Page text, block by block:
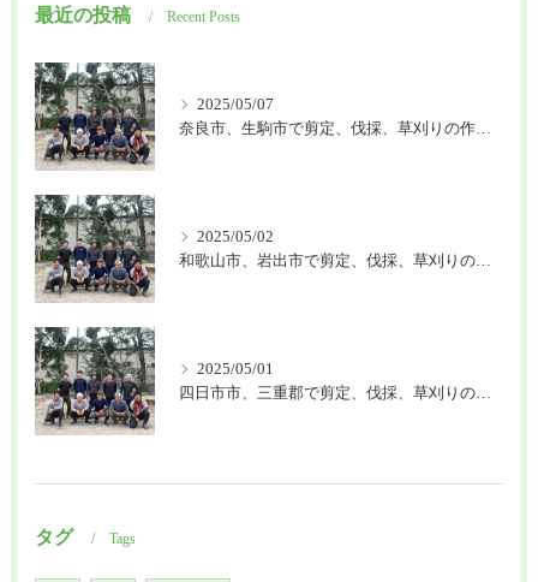
最近の投稿 Recent Posts
2025/05/07
奈良市、生駒市で剪定、伐採、草刈りの作業を頼むなら はなまる造園
2025/05/02
和歌山市、岩出市で剪定、伐採、草刈りの作業を頼むなら はなまる造園
2025/05/01
四日市市、三重郡で剪定、伐採、草刈りの作業を頼むなら はなまる造園
タグ Tags